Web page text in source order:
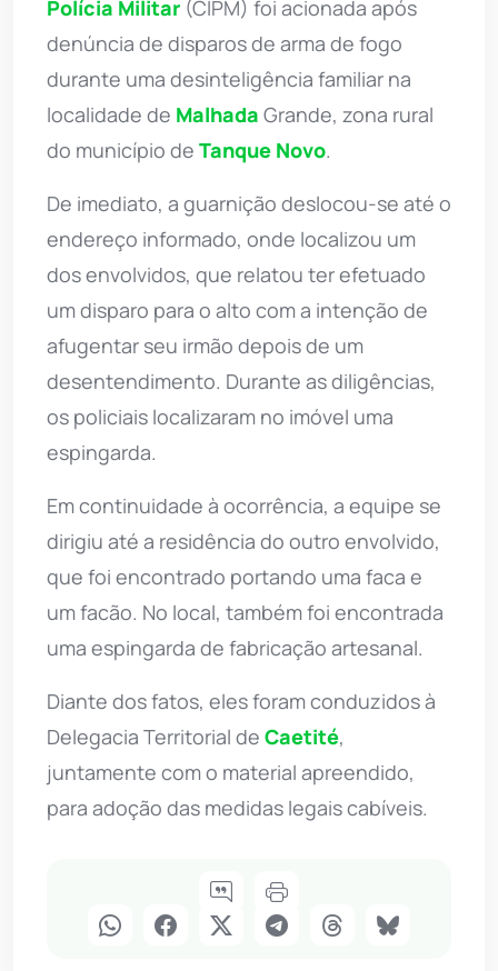
Polícia Militar (CIPM) foi acionada após
denúncia de disparos de arma de fogo
durante uma desinteligência familiar na
localidade de Malhada Grande, zona rural
do município de Tanque Novo.
De imediato, a guarnição deslocou-se até o
endereço informado, onde localizou um
dos envolvidos, que relatou ter efetuado
um disparo para o alto com a intenção de
afugentar seu irmão depois de um
desentendimento. Durante as diligências,
os policiais localizaram no imóvel uma
espingarda.
Em continuidade à ocorrência, a equipe se
dirigiu até a residência do outro envolvido,
que foi encontrado portando uma faca e
um facão. No local, também foi encontrada
uma espingarda de fabricação artesanal.
Diante dos fatos, eles foram conduzidos à
Delegacia Territorial de Caetité,
juntamente com o material apreendido,
para adoção das medidas legais cabíveis.